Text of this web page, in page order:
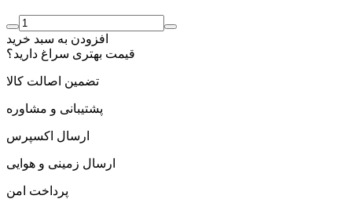
افزودن به سبد خرید
قیمت بهتری سراغ دارید؟
تضمین اصالت کالا
پشتیبانی و مشاوره
ارسال اکسپرس
ارسال زمینی و هوایی
پرداخت امن